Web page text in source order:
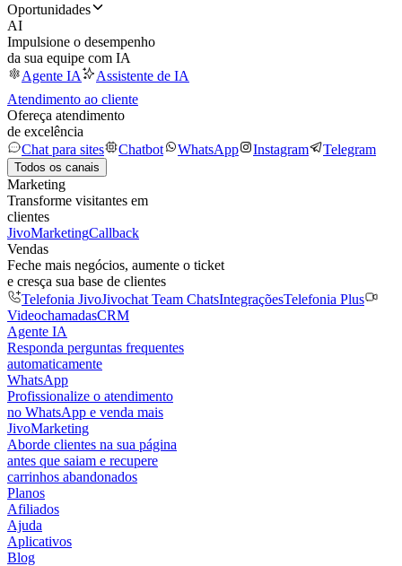
Oportunidades
AI
Impulsione o desempenho
da sua equipe com IA
Agente IA
Assistente de IA
Atendimento ao cliente
Ofereça atendimento
de excelência
Chat para sites
Chatbot WhatsApp Instagram Telegram
Todos os canais
Marketing
Transforme visitantes em
clientes
JivoMarketingCallback
Vendas
Feche mais negócios, aumente o ticket
e cresça sua base de clientes
Telefonia JivoJivochat Team ChatsIntegraçõesTelefonia Plus
VideochamadasCRM
Agente IA
Responda perguntas frequentes
automaticamente
WhatsApp
Profissionalize o atendimento
no WhatsApp e venda mais
JivoMarketing
Aborde clientes na sua página
antes que saiam e recupere
carrinhos abandonados
Planos
Afiliados
Ajuda
Aplicativos
Blog